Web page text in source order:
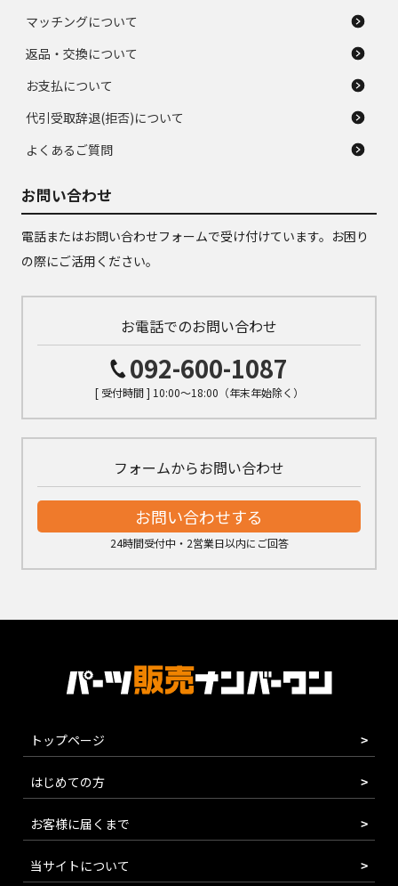
マッチングについて
返品・交換について
お支払について
代引受取辞退(拒否)について
よくあるご質問
お問い合わせ
電話またはお問い合わせフォームで受け付けています。お困り
の際にご活用ください。
お電話でのお問い合わせ
092-600-1087
[ 受付時間 ] 10:00～18:00（年末年始除く）
フォームからお問い合わせ
お問い合わせする
24時間受付中・2営業日以内にご回答
トップページ
はじめての方
お客様に届くまで
当サイトについて